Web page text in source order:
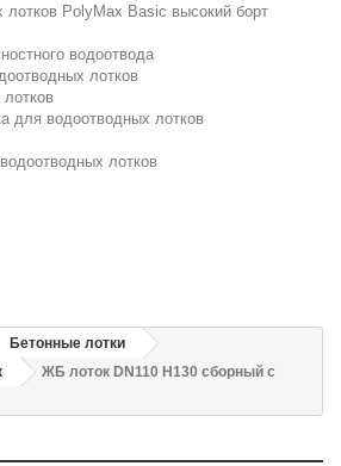
лотков PolyMax Basic высокий борт
водоотвода
лотков
для водоотводных лотков
лотков
Бетонные лотки
ЖБ лоток DN110 H130 сборный с